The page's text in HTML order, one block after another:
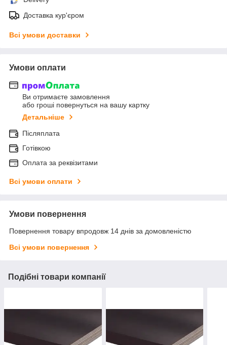
Доставка кур'єром
Всі умови доставки
Умови оплати
Ви отримаєте замовлення
або гроші повернуться на вашу картку
Детальніше
Післяплата
Готівкою
Оплата за реквізитами
Всі умови оплати
Умови повернення
Повернення товару впродовж 14 днів за домовленістю
Всі умови повернення
Подібні товари компанії